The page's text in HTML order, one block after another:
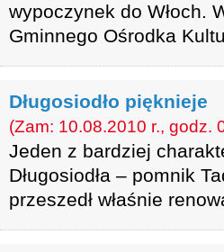
wypoczynek do Włoch.
Gminnego Ośrodka
Długosiodło pięknieje
(Zam: 10.08.2010 r., godz.
Jeden z bardziej
Długosiodła – pomnik
przeszedł właśnie